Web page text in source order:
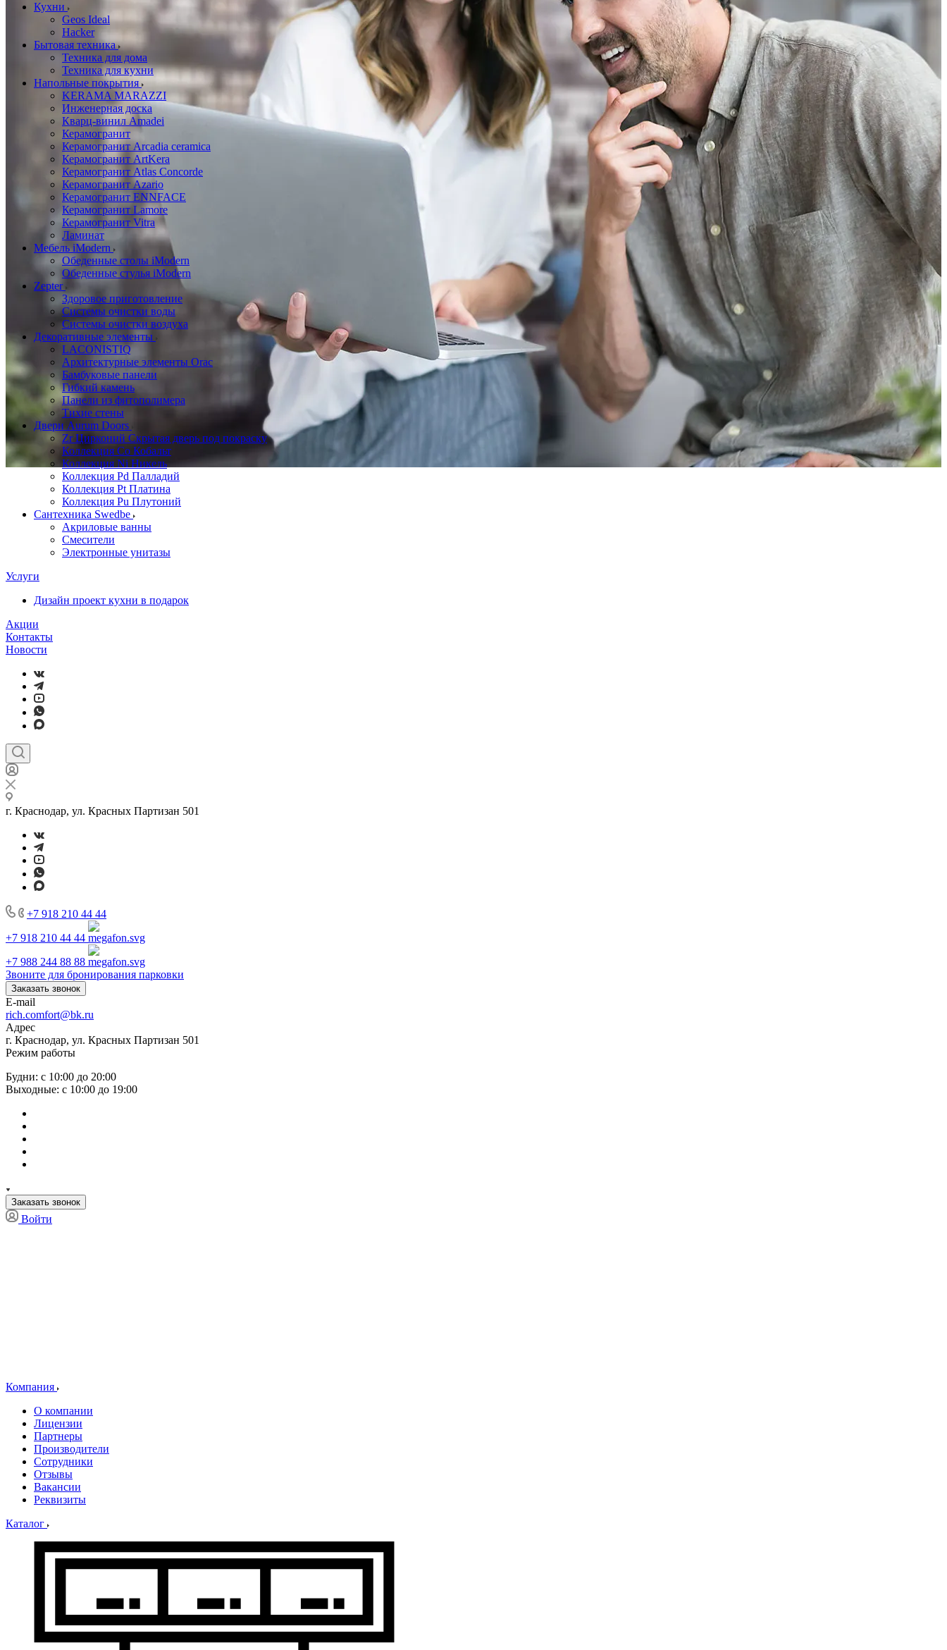
Кухни
Geos Ideal
Hacker
Бытовая техника
Техника для дома
Техника для кухни
Напольные покрытия
KERAMA MARAZZI
Инженерная доска
Кварц-винил Amadei
Керамогранит
Керамогранит Arcadia ceramica
Керамогранит ArtKera
Керамогранит Atlas Concorde
Керамогранит Azario
Керамогранит ENNFACE
Керамогранит Lamore
Керамогранит Vitra
Ламинат
Мебель iModern
Обеденные столы iModern
Обеденные стулья iModern
Zepter
Здоровое приготовление
Системы очистки воды
Системы очистки воздуха
Декоративные элементы
LACONISTIQ
Архитектурные элементы Orac
Бамбуковые панели
Гибкий камень
Панели из фитополимера
Тихие стены
Двери Aurum Doors
Zr Цирконий Скрытая дверь под покраску
Коллекция Co Кобальт
Коллекция Ni Никель
Коллекция Pd Палладий
Коллекция Pt Платина
Коллекция Pu Плутоний
Сантехника Swedbe
Акриловые ванны
Смесители
Электронные унитазы
Услуги
Дизайн проект кухни в подарок
Акции
Контакты
Новости
г. Краснодар, ул. Красных Партизан 501
+7 918 210 44 44
+7 918 210 44 44
+7 988 244 88 88
Звоните для бронирования парковки
Заказать звонок
E-mail
rich.comfort@bk.ru
Адрес
г. Краснодар, ул. Красных Партизан 501
Режим работы
Будни: с 10:00 до 20:00
Выходные: с 10:00 до 19:00
Заказать звонок
Войти
Компания
О компании
Лицензии
Партнеры
Производители
Сотрудники
Отзывы
Вакансии
Реквизиты
Каталог